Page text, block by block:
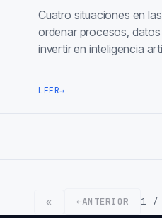
Cuatro situaciones en
ordenar procesos,
invertir en inteligencia
LEER→
« ←ANTERIOR 1 /